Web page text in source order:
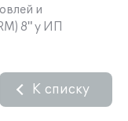
и
8" у ИП
К списку